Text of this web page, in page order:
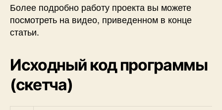
Более подробно работу проекта вы можете
посмотреть на видео, приведенном в конце
статьи.
Исходный код программы
(скетча)